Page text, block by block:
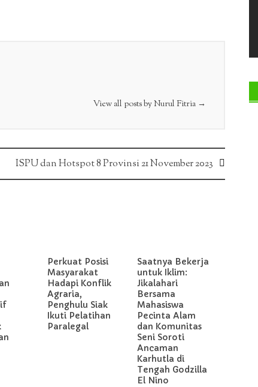
View all posts by Nurul Fitria →
ISPU dan Hotspot 8 Provinsi 21 November 2023
Perkuat Posisi
Masyarakat
Hadapi Konflik
Agraria,
Penghulu Siak
Ikuti Pelatihan
Paralegal
Saatnya Bekerja
untuk Iklim:
Jikalahari
Bersama
Mahasiswa
Pecinta Alam
dan Komunitas
Seni Soroti
Ancaman
Karhutla di
Tengah Godzilla
El Nino